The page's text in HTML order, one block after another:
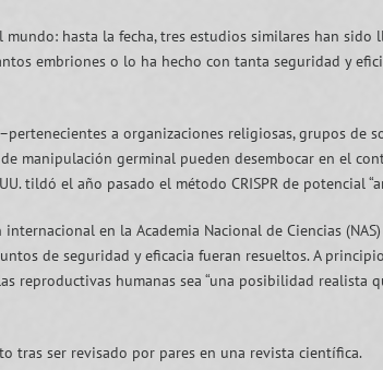
hasta la fecha, tres estudios similares han
embriones o lo ha hecho con tanta seguridad y
a organizaciones religiosas, grupos de
manipulación germinal pueden desembocar en el
tildó el año pasado el método CRISPR de potencial
en la Academia Nacional de Ciencias (NAS)
de seguridad y eficacia fueran resueltos. A
reproductivas humanas sea “una posibilidad realista
tras ser revisado por pares en una revista científica.